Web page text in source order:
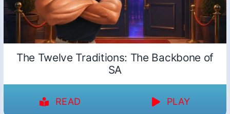
The Twelve Traditions: The Backbone of
SA
READ PLAY